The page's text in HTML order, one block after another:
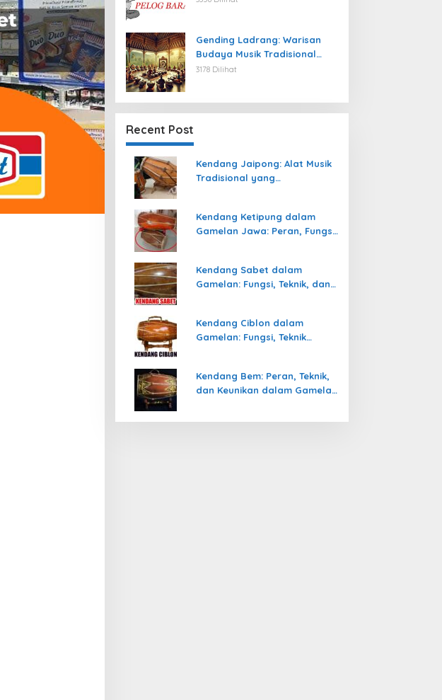
Gending Ladrang: Warisan
Budaya Musik Tradisional
Jawa yang Abadi
3178 Dilihat
Recent Post
Kendang Jaipong: Alat Musik
Tradisional yang
Kendang Ketipung dalam
Gamelan Jawa: Peran, Fungsi,
Kendang Sabet dalam
Gamelan: Fungsi, Teknik, dan
Kendang Ciblon dalam
Gamelan: Fungsi, Teknik
Kendang Bem: Peran, Teknik,
dan Keunikan dalam Gamelan